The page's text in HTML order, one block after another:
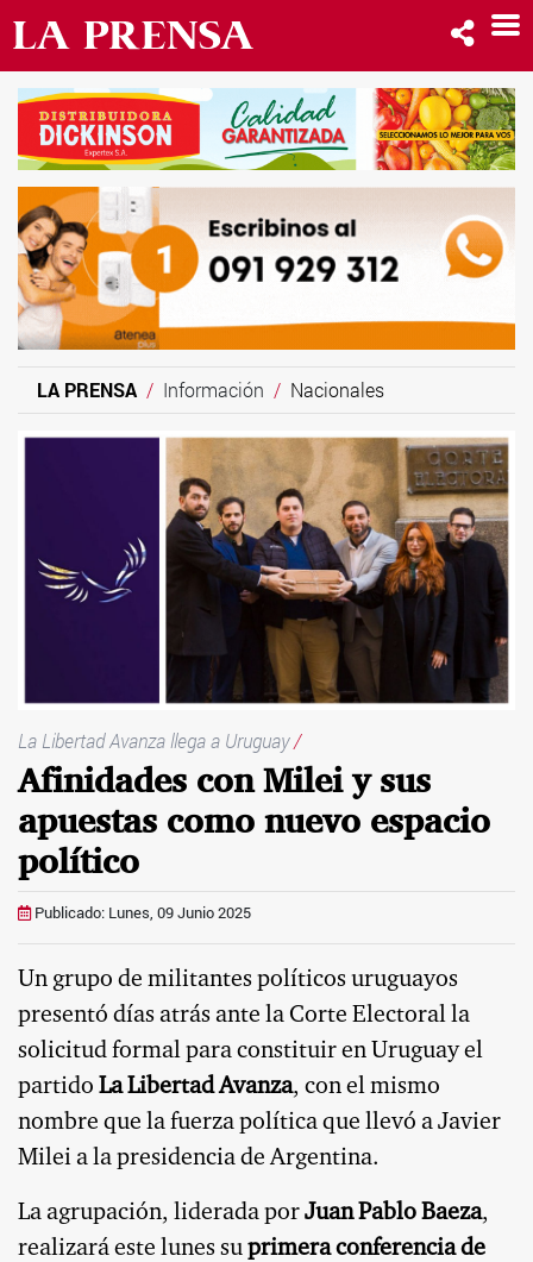
LA PRENSA Información Nacionales
La Libertad Avanza llega a Uruguay/
Afinidades con Milei y sus
apuestas como nuevo espacio
político
Publicado: Lunes, 09 Junio 2025
Un grupo de militantes políticos uruguayos
presentó días atrás ante la Corte Electoral la
solicitud formal para constituir en Uruguay el
partido La Libertad Avanza, con el mismo
nombre que la fuerza política que llevó a Javier
Milei a la presidencia de Argentina.
La agrupación, liderada por Juan Pablo Baeza,
realizará este lunes su primera conferencia de